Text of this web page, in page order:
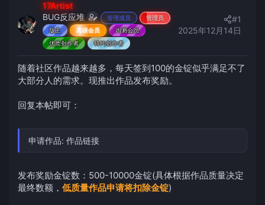
人
间
17Artist
BUG反应堆
管理成员
管理员
版主
高级会员
内测会员
优质创作者
特约创作者
2025年12月14日
#1
随着社区作品越来越多，每天签到100的金锭似乎满足不了
大部分人的需求。现推出作品发布奖励。
回复本帖即可：
申请作品: 作品链接
发布奖励金锭数：500-10000金锭(具体根据作品质量决定
最终数额， 低质量作品申请将扣除金锭)